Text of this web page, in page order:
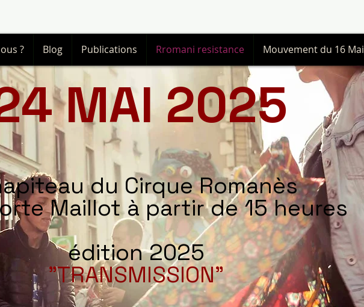
? Blog Publications Rromani resistance Mouvement du 16 Mai
MAI 2025
du Cirque Romanès
Maillot à partir de 15 heures
édition 2025
"TRANSMISSION"